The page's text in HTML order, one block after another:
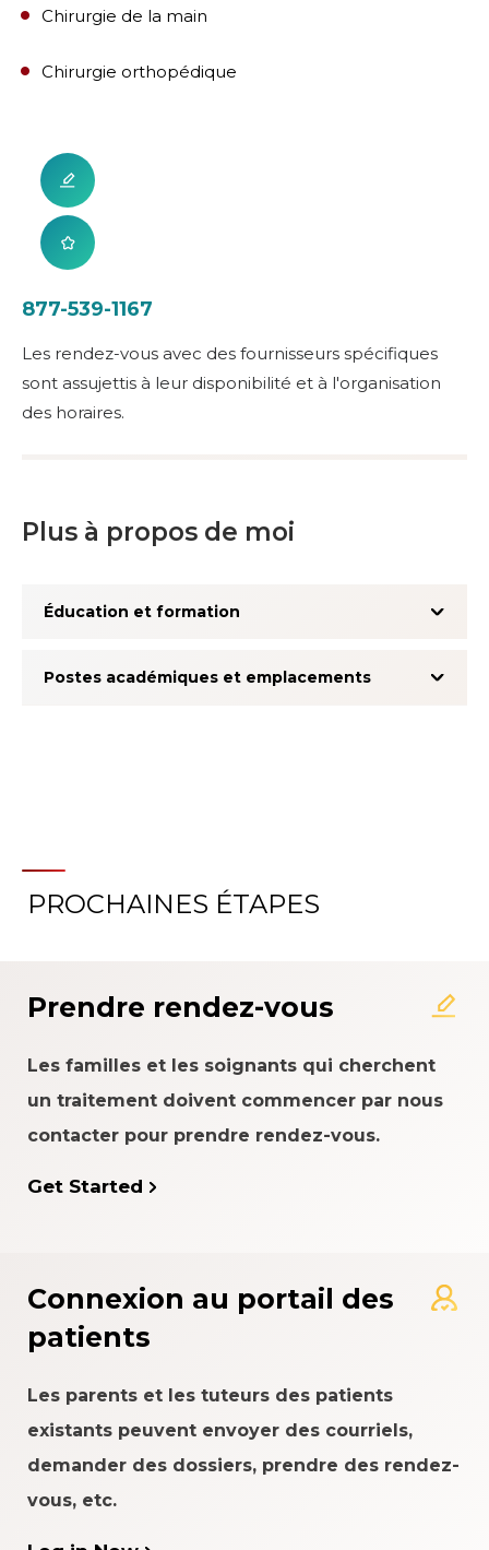
Chirurgie de la main
Chirurgie orthopédique
877-539-1167
Les rendez-vous avec des fournisseurs spécifiques
sont assujettis à leur disponibilité et à l'organisation
des horaires.
Plus à propos de moi
Éducation et formation
Postes académiques et emplacements
À propos du système
PROCHAINES ÉTAPES
Prendre rendez-vous
Les familles et les soignants qui cherchent
un traitement doivent commencer par nous
contacter pour prendre rendez-vous.
Get Started
Connexion au portail des
patients
Les parents et les tuteurs des patients
existants peuvent envoyer des courriels,
demander des dossiers, prendre des rendez-
vous, etc.